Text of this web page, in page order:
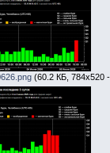
(60.2 КБ, 784x520